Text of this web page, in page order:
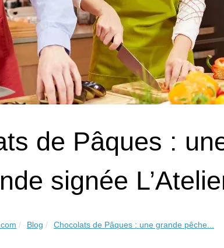
de Pâques :
signée
Blog Chocolats de Pâques : une grande pêche...